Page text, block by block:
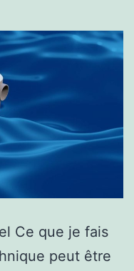
Ce que je fais
peut être